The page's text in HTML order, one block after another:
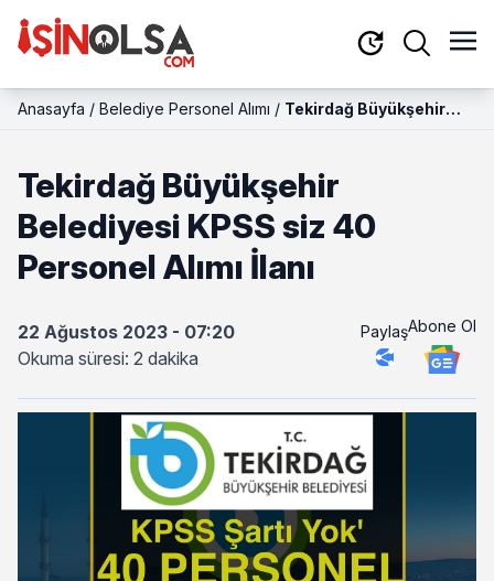
Anasayfa / Belediye Personel Alımı / Tekirdağ Büyükşehir
Tekirdağ Büyükşehir
Belediyesi KPSS siz 40
Personel Alımı İlanı
22 Ağustos 2023 - 07:20
Okuma süresi: 2 dakika
PaylaşAbone Ol